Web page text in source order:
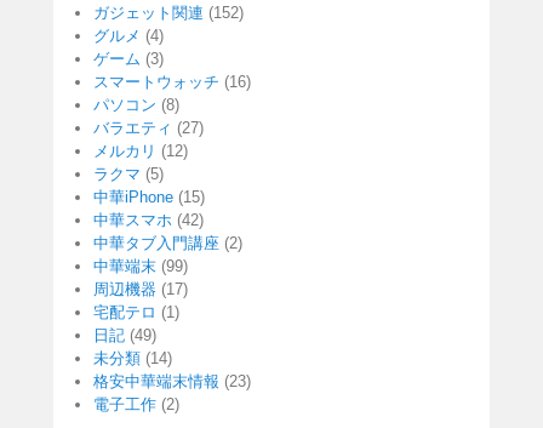
ガジェット関連 (152)
グルメ (4)
ゲーム (3)
スマートウォッチ (16)
パソコン (8)
バラエティ (27)
メルカリ (12)
ラクマ (5)
中華iPhone (15)
中華スマホ (42)
中華タブ入門講座 (2)
中華端末 (99)
周辺機器 (17)
宅配テロ (1)
日記 (49)
未分類 (14)
格安中華端末情報 (23)
電子工作 (2)